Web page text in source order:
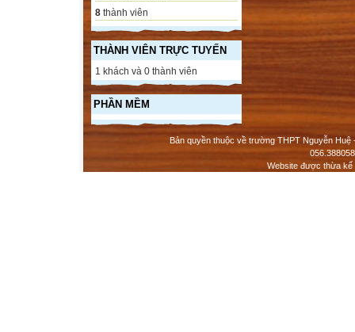
8 thành viên
THÀNH VIÊN TRỰC TUYẾN
1 khách và 0 thành viên
PHẦN MỀM
Bản quyền thuộc về trường THPT Nguyễn
Website được thừa